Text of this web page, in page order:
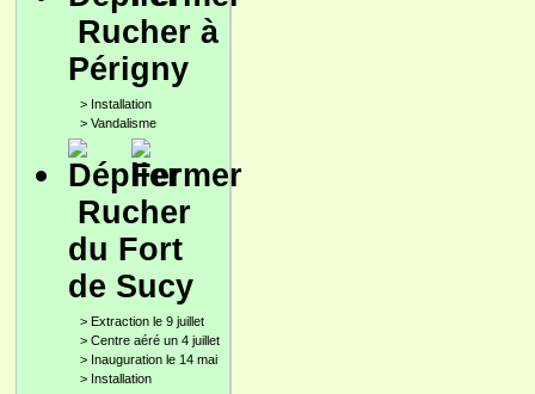
Rucher à
Périgny
> Installation
> Vandalisme
Rucher
du Fort
de Sucy
> Extraction le 9 juillet
> Centre aéré un 4 juillet
> Inauguration le 14 mai
> Installation